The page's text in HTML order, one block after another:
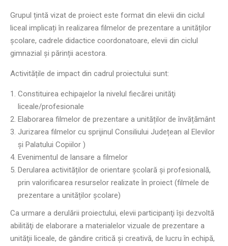
Grupul țintă vizat de proiect este format din elevii din ciclul
liceal implicați în realizarea filmelor de prezentare a unităților
școlare, cadrele didactice coordonatoare, elevii din ciclul
gimnazial și părinții acestora.
Activitățile de impact din cadrul proiectului sunt:
Constituirea echipajelor la nivelul fiecărei unităţi
liceale/profesionale
Elaborarea filmelor de prezentare a unităților de învățământ
Jurizarea filmelor cu sprijinul Consiliului Județean al Elevilor
și Palatului Copiilor )
Evenimentul de lansare a filmelor
Derularea activităților de orientare școlară și profesională,
prin valorificarea resurselor realizate în proiect (filmele de
prezentare a unităților școlare)
Ca urmare a derulării proiectului, elevii participanţi își dezvoltă
abilităţi de elaborare a materialelor vizuale de prezentare a
unităţii liceale, de gândire critică şi creativă, de lucru în echipă,